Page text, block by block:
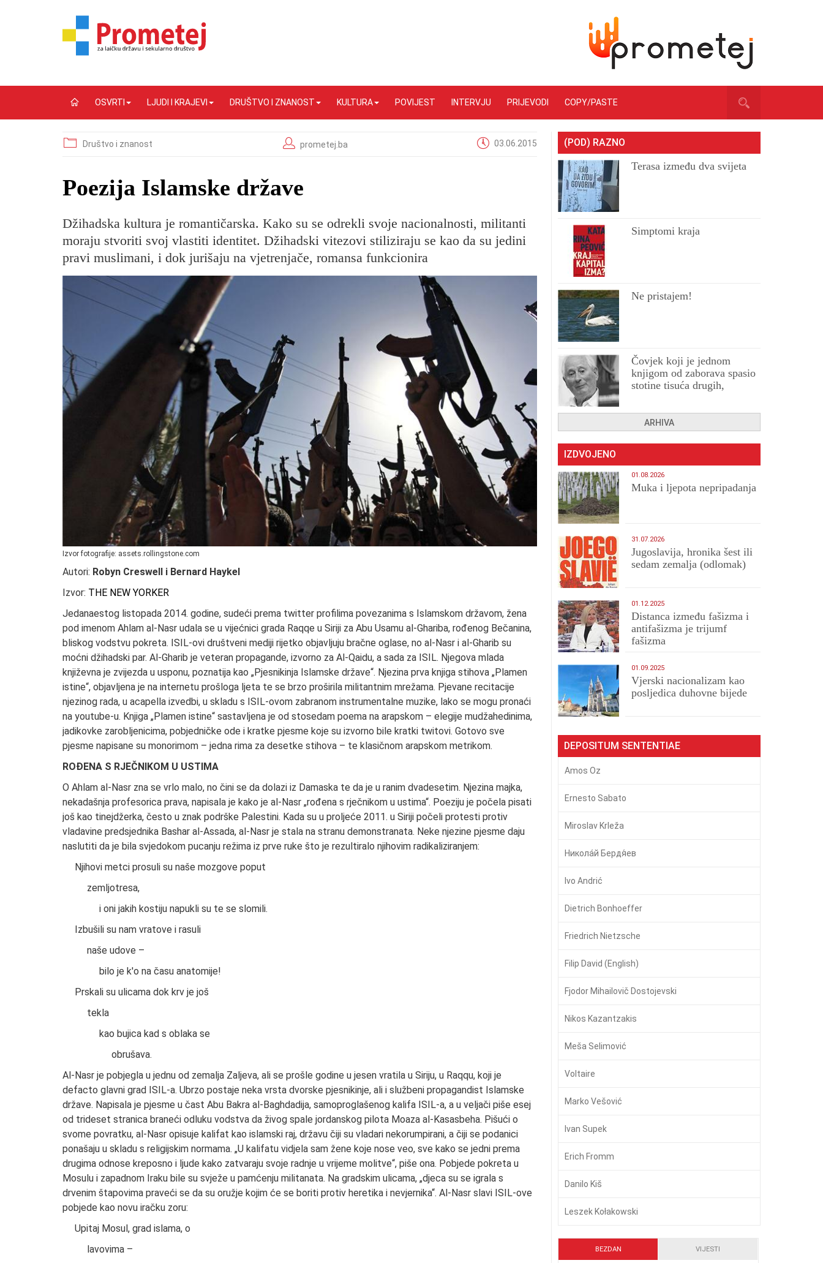
OSVRTI LJUDI I KRAJEVI DRUŠTVO I ZNANOST KULTURA POVIJEST INTERVJU PRIJEVODI COPY/PASTE
Društvo i znanost prometej.ba 03.06.2015
​Poezija Islamske države
Džihadska kultura je romantičarska. Kako su se odrekli svoje nacionalnosti, militanti
moraju stvoriti svoj vlastiti identitet. Džihadski vitezovi stiliziraju se kao da su jedini
pravi muslimani, i dok jurišaju na vjetrenjače, romansa funkcionira
Izvor fotografije: assets.rollingstone.com
Autori: Robyn Creswell i Bernard Haykel
Izvor: THE NEW YORKER
Jedanaestog listopada 2014. godine, sudeći prema twitter profilima povezanima s Islamskom državom, žena
pod imenom Ahlam al-Nasr udala se u vijećnici grada Raqqe u Siriji za Abu Usamu al-Ghariba, rođenog Bečanina,
bliskog vodstvu pokreta. ISIL-ovi društveni mediji rijetko objavljuju bračne oglase, no al-Nasr i al-Gharib su
moćni džihadski par. Al-Gharib je veteran propagande, izvorno za Al-Qaidu, a sada za ISIL. Njegova mlada
književna je zvijezda u usponu, poznatija kao „Pjesnikinja Islamske države“. Njezina prva knjiga stihova „Plamen
istine“, objavljena je na internetu prošloga ljeta te se brzo proširila militantnim mrežama. Pjevane recitacije
njezinog rada, u acapella izvedbi, u skladu s ISIL-ovom zabranom instrumentalne muzike, lako se mogu pronaći
na youtube-u. Knjiga „Plamen istine“ sastavljena je od stosedam poema na arapskom – elegije mudžahedinima,
jadikovke zarobljenicima, pobjedničke ode i kratke pjesme koje su izvorno bile kratki twitovi. Gotovo sve
pjesme napisane su monorimom – jedna rima za desetke stihova – te klasičnom arapskom metrikom.
ROĐENA S RJEČNIKOM U USTIMA
O Ahlam al-Nasr zna se vrlo malo, no čini se da dolazi iz Damaska te da je u ranim dvadesetim. Njezina majka,
nekadašnja profesorica prava, napisala je kako je al-Nasr „rođena s rječnikom u ustima“. Poeziju je počela pisati
još kao tinejdžerka, često u znak podrške Palestini. Kada su u proljeće 2011. u Siriji počeli protesti protiv
vladavine predsjednika Bashar al-Assada, al-Nasr je stala na stranu demonstranata. Neke njezine pjesme daju
naslutiti da je bila svjedokom pucanju režima iz prve ruke što je rezultiralo njihovim radikaliziranjem:
Njihovi metci prosuli su naše mozgove poput
zemljotresa,
i oni jakih kostiju napukli su te se slomili.
Izbušili su nam vratove i rasuli
naše udove –
bilo je k'o na času anatomije!
Prskali su ulicama dok krv je još
tekla
kao bujica kad s oblaka se
obrušava.
Al-Nasr je pobjegla u jednu od zemalja Zaljeva, ali se prošle godine u jesen vratila u Siriju, u Raqqu, koji je
defacto glavni grad ISIL-a. Ubrzo postaje neka vrsta dvorske pjesnikinje, ali i službeni propagandist Islamske
države. Napisala je pjesme u čast Abu Bakra al-Baghdadija, samoproglašenog kalifa ISIL-a, a u veljači piše esej
od trideset stranica braneći odluku vodstva da živog spale jordanskog pilota Moaza al-Kasasbeha. Pišući o
svome povratku, al-Nasr opisuje kalifat kao islamski raj, državu čiji su vladari nekorumpirani, a čiji se podanici
ponašaju u skladu s religijskim normama. „U kalifatu vidjela sam žene koje nose veo, sve kako se jedni prema
drugima odnose kreposno i ljude kako zatvaraju svoje radnje u vrijeme molitve“, piše ona. Pobjede pokreta u
Mosulu i zapadnom Iraku bile su svježe u pamćenju militanata. Na gradskim ulicama, „djeca su se igrala s
drvenim štapovima praveći se da su oružje kojim će se boriti protiv heretika i nevjernika“. Al-Nasr slavi ISIL-ove
pobjede kao novu iračku zoru:
Upitaj Mosul, grad islama, o
lavovima –
(POD) RAZNO
Terasa između dva svijeta
Simptomi kraja
Ne pristajem!
Čovjek koji je jednom
knjigom od zaborava spasio
stotine tisuća drugih,
ARHIVA
IZDVOJENO
01.08.2026
Muka i ljepota nepripadanja
31.07.2026
Jugoslavija, hronika šest ili
sedam zemalja (odlomak)
01.12.2025
Distanca između fašizma i
antifašizma je trijumf
fašizma
01.09.2025
​Vjerski nacionalizam kao
posljedica duhovne bijede
DEPOSITUM SENTENTIAE
Amos Oz
Ernesto Sabato
Miroslav Krleža
Никола́й Бердя́ев
Ivo Andrić
Dietrich Bonhoeffer
Friedrich Nietzsche
Filip David (English)
Fjodor Mihailovič Dostojevski
Nikos Kazantzakis
Meša Selimović
Voltaire
Marko Vešović
Ivan Supek
Erich Fromm
Danilo Kiš
Leszek Kołakowski
BEZDAN VIJESTI